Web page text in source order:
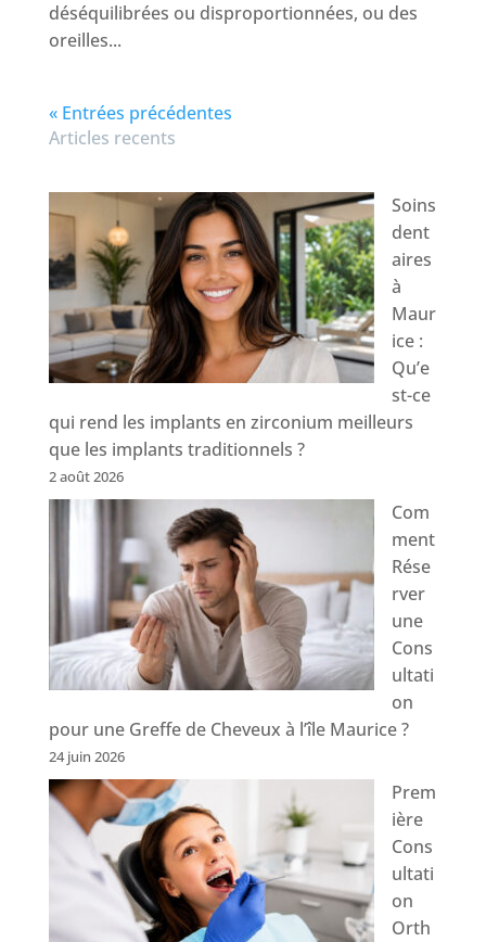
déséquilibrées ou disproportionnées, ou des
oreilles...
« Entrées précédentes
Articles recents
Soins
dent
aires
à
Maur
ice :
Qu’e
st-ce
qui rend les implants en zirconium meilleurs
que les implants traditionnels ?
2 août 2026
Com
ment
Rése
rver
une
Cons
ultati
on
pour une Greffe de Cheveux à l’île Maurice ?
24 juin 2026
Prem
ière
Cons
ultati
on
Orth